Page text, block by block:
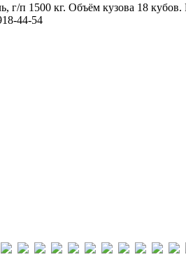
г/п 1500 кг. Объём кузова 18
44-54